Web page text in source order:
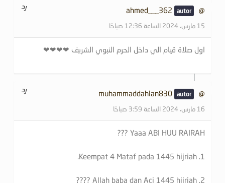
@ahmed___362
15 مارس، 2024 الساعة 12:36 صباحًا
رد
اول صلاة قيام الي داخل الحرم النبوي الشريف ❤❤❤❤
@muhammaddahlan830
16 مارس، 2024 الساعة 3:59 صباحًا
رد
Yaaa ABI HUU RAIRAH ???
1. Keempat 4 Mataf pada 1445 hijriah.
2. Allah baba dan Aci 1445 hijriah ????